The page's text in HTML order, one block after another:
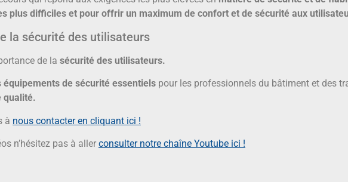
plus difficiles et pour offrir un maximum de confort et de sécurité aux
la sécurité des utilisateurs
de la sécurité des utilisateurs.
équipements de sécurité essentiels pour les professionnels du bâtiment et des
qualité.
à nous contacter en cliquant ici !
n’hésitez pas à aller consulter notre chaîne Youtube ici !